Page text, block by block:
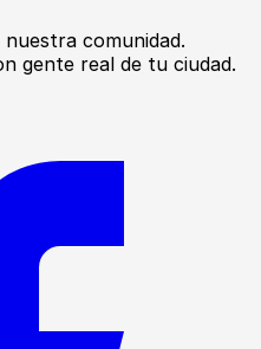
comunidad.
gente real de tu ciudad.